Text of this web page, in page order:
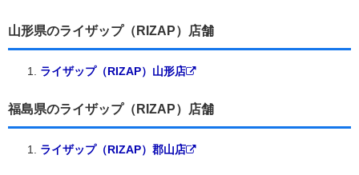
山形県のライザップ（RIZAP）店舗
ライザップ（RIZAP）山形店
福島県のライザップ（RIZAP）店舗
ライザップ（RIZAP）郡山店